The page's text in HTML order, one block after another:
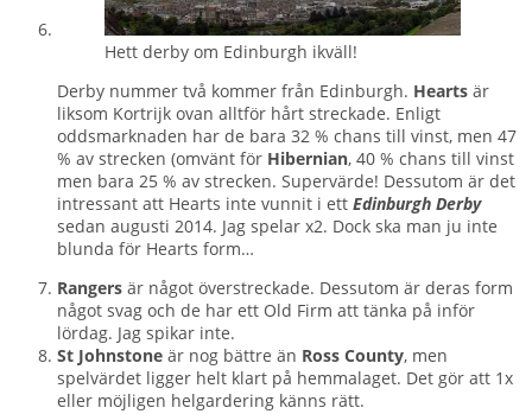
Hett derby om Edinburgh ikväll!
Derby nummer två kommer från Edinburgh. Hearts är
liksom Kortrijk ovan alltför hårt streckade. Enligt
oddsmarknaden har de bara 32 % chans till vinst, men 47
% av strecken (omvänt för Hibernian, 40 % chans till vinst
men bara 25 % av strecken. Supervärde! Dessutom är det
intressant att Hearts inte vunnit i ett Edinburgh Derby
sedan augusti 2014. Jag spelar x2. Dock ska man ju inte
blunda för Hearts form…
Rangers är något överstreckade. Dessutom är deras form
något svag och de har ett Old Firm att tänka på inför
lördag. Jag spikar inte.
St Johnstone är nog bättre än Ross County, men
spelvärdet ligger helt klart på hemmalaget. Det gör att 1x
eller möjligen helgardering känns rätt.